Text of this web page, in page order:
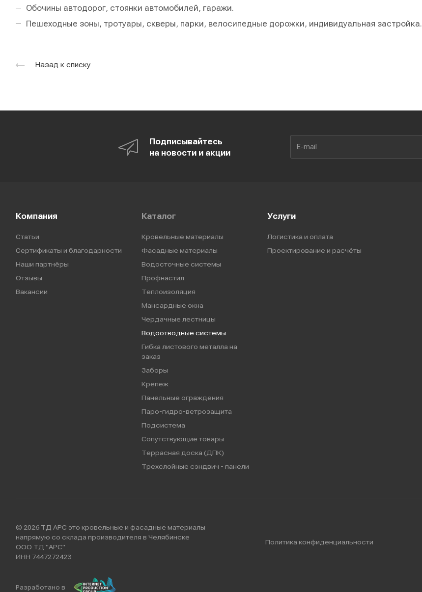
Обочины автодорог, стоянки автомобилей, гаражи.
Пешеходные зоны, тротуары, скверы, парки, велосипедные дорожки, индивидуальная застройка.
Назад к списку
Подписывайтесь
на новости и акции
Компания
Статьи
Сертификаты и благодарности
Наши партнёры
Отзывы
Вакансии
Каталог
Кровельные материалы
Фасадные материалы
Водосточные системы
Профнастил
Теплоизоляция
Мансардные окна
Чердачные лестницы
Водоотводные системы
Гибка листового металла на
заказ
Заборы
Крепеж
Панельные ограждения
Паро-гидро-ветрозащита
Подсистема
Сопутствующие товары
Террасная доска (ДПК)
Трехслойные сэндвич - панели
Услуги
Логистика и оплата
Проектирование и расчёты
© 2026 ТД АРС это кровельные и фасадные материалы
напрямую со склада производителя в Челябинске
ООО ТД "АРС"
ИНН 7447272423
Политика конфиденциальности
Разработано в